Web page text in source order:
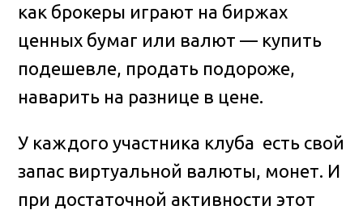
как брокеры играют на биржах
ценных бумаг или валют — купить
подешевле, продать подороже,
наварить на разнице в цене.
У каждого участника клуба есть свой
запас виртуальной валюты, монет. И
при достаточной активности этот